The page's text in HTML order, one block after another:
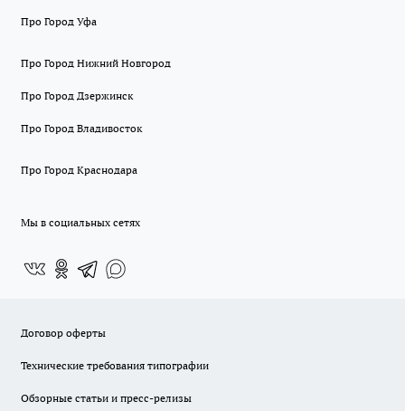
Про Город Уфа
Про Город Нижний Новгород
Про Город Дзержинск
Про Город Владивосток
Про Город Краснодара
Мы в социальных сетях
Договор оферты
Технические требования типографии
Обзорные статьи и пресс-релизы